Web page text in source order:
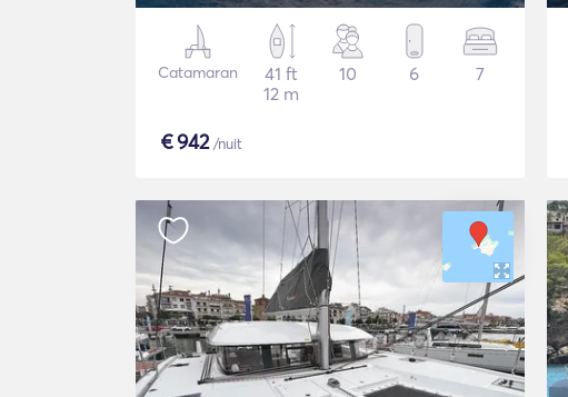
Catamaran
41 ft
12 m
10 6 7
€942/nuit